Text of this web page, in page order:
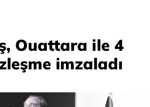
Ouattara ile 4
imzaladı